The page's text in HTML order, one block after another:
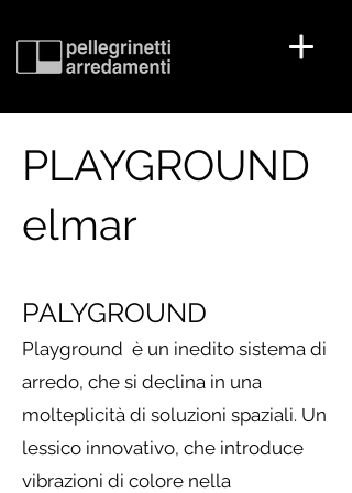
PLAYGROUND
elmar
PALYGROUND
Playground è un inedito sistema di
arredo, che si declina in una
molteplicità di soluzioni spaziali. Un
lessico innovativo, che introduce
vibrazioni di colore nella